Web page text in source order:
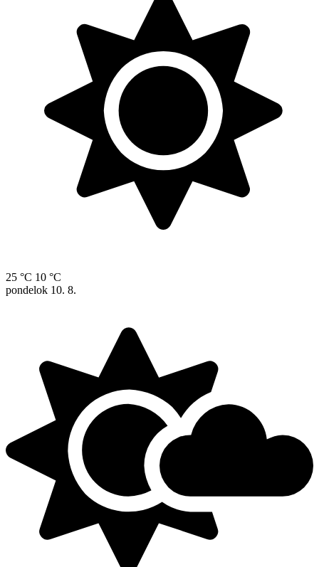
25 °C 10 °C
pondelok 10. 8.